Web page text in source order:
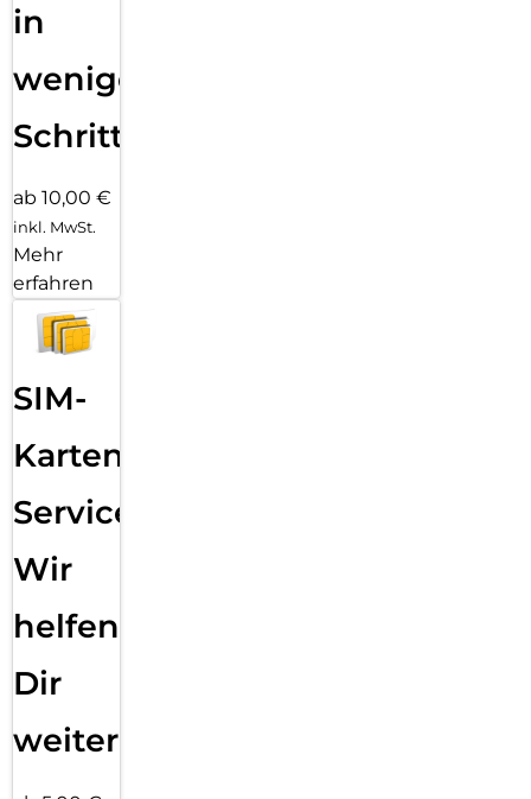
in
wenigen
Schritten
ab 10,00 €
inkl. MwSt.
Mehr
erfahren
SIM-
Karten
Service:
Wir
helfen
Dir
weiter